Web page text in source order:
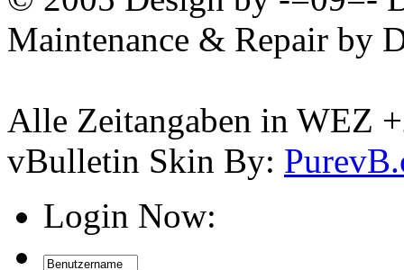
Maintenance & Repair by
Alle Zeitangaben in WEZ
vBulletin Skin By:
Login Now: